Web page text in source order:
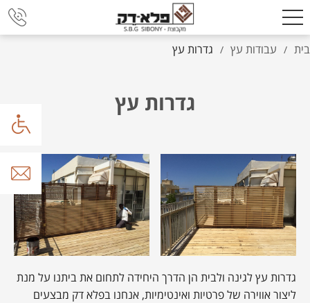
בית / עבודות עץ / גדרות עץ
גדרות עץ
גדרות עץ לגינה ולבית הן הדרך היחידה לתחום את ביתנו על מנת
ליצור אווירה של פרטיות ואינטימיות, אנחנו בפלא דק מבצעים